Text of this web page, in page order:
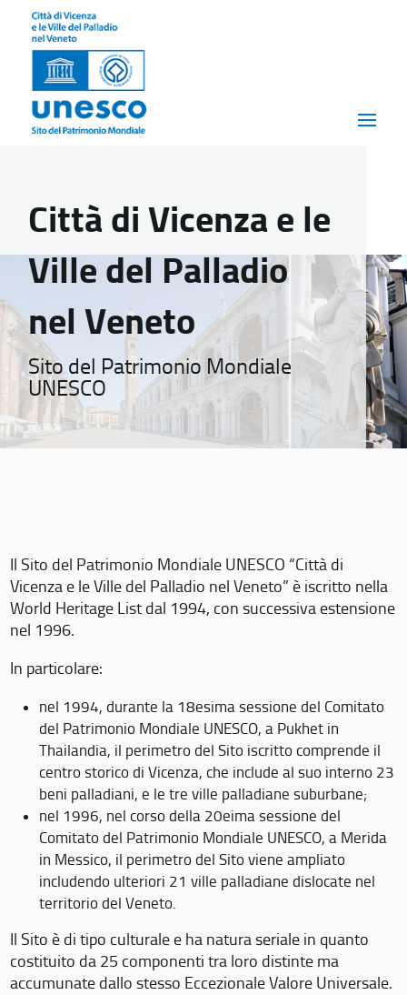
Città di Vicenza e le
Ville del Palladio
nel Veneto
Sito del Patrimonio Mondiale
UNESCO
Il Sito del Patrimonio Mondiale UNESCO “Città di
Vicenza e le Ville del Palladio nel Veneto” è iscritto nella
World Heritage List dal 1994, con successiva estensione
nel 1996.
In particolare:
nel 1994, durante la 18esima sessione del Comitato
del Patrimonio Mondiale UNESCO, a Pukhet in
Thailandia, il perimetro del Sito iscritto comprende il
centro storico di Vicenza, che include al suo interno 23
beni palladiani, e le tre ville palladiane suburbane;
nel 1996, nel corso della 20eima sessione del
Comitato del Patrimonio Mondiale UNESCO, a Merida
in Messico, il perimetro del Sito viene ampliato
includendo ulteriori 21 ville palladiane dislocate nel
territorio del Veneto.
Il Sito è di tipo culturale e ha natura seriale in quanto
costituito da 25 componenti tra loro distinte ma
accumunate dallo stesso Eccezionale Valore Universale.